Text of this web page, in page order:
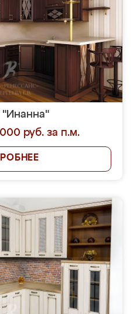
"Инанна"
руб. за п.м.